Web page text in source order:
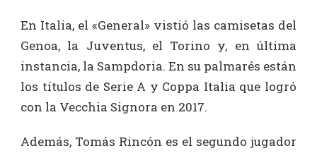
En Italia, el «General» vistió las camisetas del
Genoa, la Juventus, el Torino y, en última
instancia, la Sampdoria. En su palmarés están
los títulos de Serie A y Coppa Italia que logró
con la Vecchia Signora en 2017.
Además, Tomás Rincón es el segundo jugador